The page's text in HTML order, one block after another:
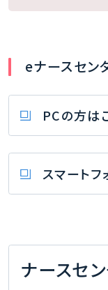
ロ
フ
ィ
ー
登
2
求
eナースセン
PCの方は
スマートフ
ナースセ